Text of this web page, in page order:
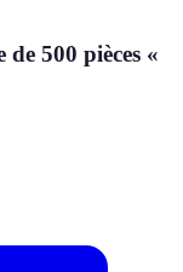
de 500 pièces «